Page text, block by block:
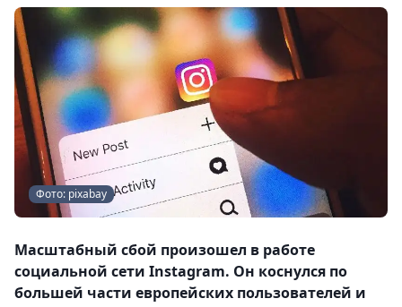
Фото: pixabay
Масштабный сбой произошел в работе
социальной сети Instagram. Он коснулся по
большей части европейских пользователей и